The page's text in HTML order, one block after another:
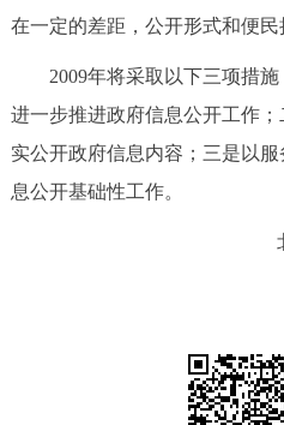
在一定的差距，公开形式和便民
2009年将采取以下三项措施
进一步推进政府信息公开工作
实公开政府信息内容；三是以
息公开基础性工作。